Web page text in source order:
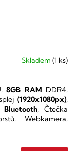
Skladem(1 ks)
,8GB RAM DDR4,
(1920x1080px),
Bluetooth, Čtečka
Webkamera,